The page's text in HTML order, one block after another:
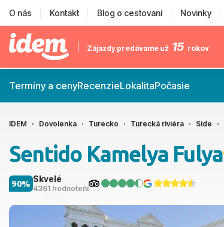
O nás Kontakt Blog o cestovaní Novinky
Zájazdy predávame už 15 rokov
Termíny a cenyRecenzieLokalitaPočasie
IDEM Dovolenka Turecko Turecká riviéra Side
Sentido Kamelya Fulya
Skvelé
4361 hodnotení
90%